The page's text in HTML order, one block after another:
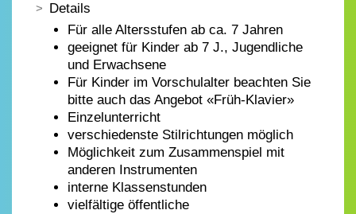
Details
Für alle Altersstufen ab ca. 7 Jahren
geeignet für Kinder ab 7 J., Jugendliche
und Erwachsene
Für Kinder im Vorschulalter beachten Sie
bitte auch das Angebot «Früh-Klavier»
Einzelunterricht
verschiedenste Stilrichtungen möglich
Möglichkeit zum Zusammenspiel mit
anderen Instrumenten
interne Klassenstunden
vielfältige öffentliche